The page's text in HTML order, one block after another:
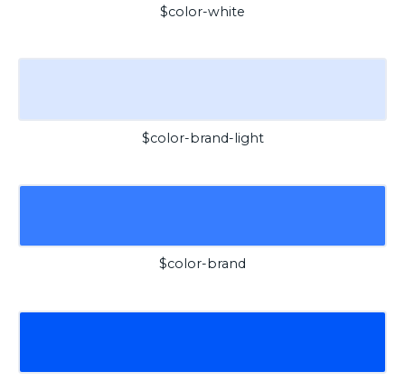
$color-white
$color-brand-light
$color-brand